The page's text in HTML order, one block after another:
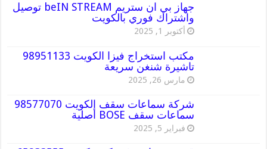
جهاز بي ان ستريم beIN STREAM توصيل
واشتراك فوري بالكويت
أكتوبر 1, 2025
مكتب استخراج فيزا الكويت 98951133
تاشيرة شنغن سريعة
مارس 26, 2025
شركة سماعات سقف الكويت 98577070
سماعات سقف BOSE أصلية
فبراير 5, 2025